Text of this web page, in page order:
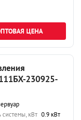
ЦЕНА
230925-
кВт 0.9 кВт